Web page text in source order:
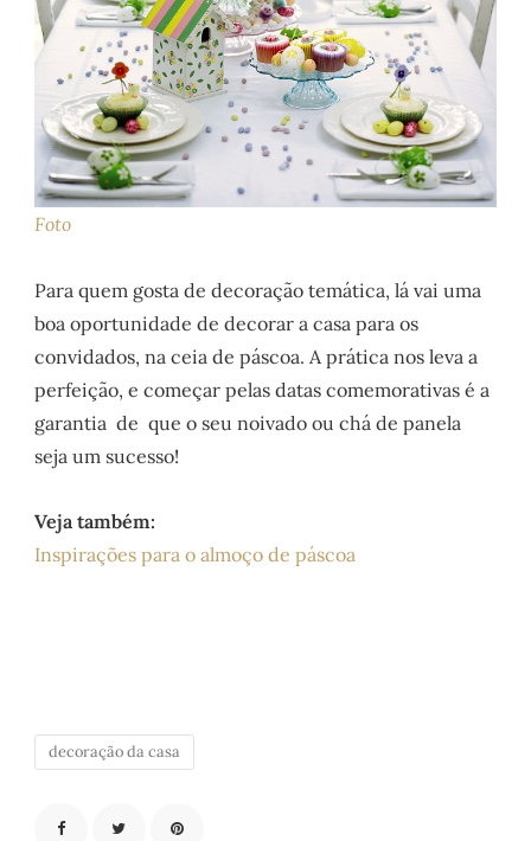
Foto
Para quem gosta de decoração temática, lá vai uma
boa oportunidade de decorar a casa para os
convidados, na ceia de páscoa. A prática nos leva a
perfeição, e começar pelas datas comemorativas é a
garantia de que o seu noivado ou chá de panela
seja um sucesso!
Veja também:
Inspirações para o almoço de páscoa
decoração da casa